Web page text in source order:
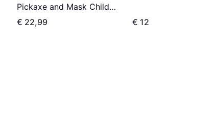
Pickaxe and Mask Child
Roleplay Accessory Kit
€ 22,99 € 12